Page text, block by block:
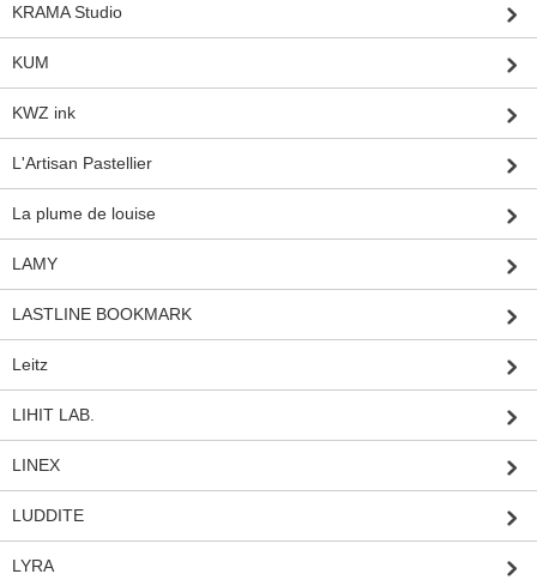
KRAMA Studio
KUM
KWZ ink
L'Artisan Pastellier
La plume de louise
LAMY
LASTLINE BOOKMARK
Leitz
LIHIT LAB.
LINEX
LUDDITE
LYRA